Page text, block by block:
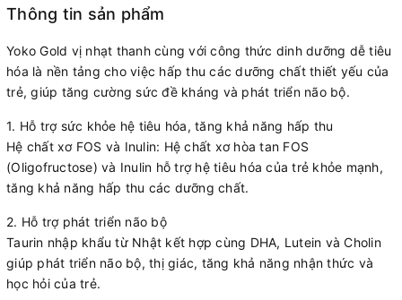
Thông tin sản phẩm
Yoko Gold vị nhạt thanh cùng với công thức dinh dưỡng dễ tiêu
hóa là nền tảng cho việc hấp thu các dưỡng chất thiết yếu của
trẻ, giúp tăng cường sức đề kháng và phát triển não bộ.
1. Hỗ trợ sức khỏe hệ tiêu hóa, tăng khả năng hấp thu
Hệ chất xơ FOS và Inulin: Hệ chất xơ hòa tan FOS
(Oligofructose) và Inulin hỗ trợ hệ tiêu hóa của trẻ khỏe mạnh,
tăng khả năng hấp thu các dưỡng chất.
2. Hỗ trợ phát triển não bộ
Taurin nhập khẩu từ Nhật kết hợp cùng DHA, Lutein và Cholin
giúp phát triển não bộ, thị giác, tăng khả năng nhận thức và
học hỏi của trẻ.